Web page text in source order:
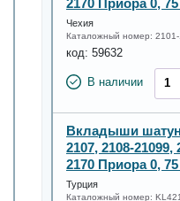
2170 Приора 0,
Чехия
Каталожный номер:
код: 59632
В наличии
Вкладыши шатун
2107, 2108-21099,
2170 Приора 0,
Турция
Каталожный номер: